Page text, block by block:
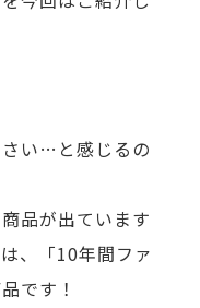
い…と感じるの
品が出ています
、「10年間ファ
です！